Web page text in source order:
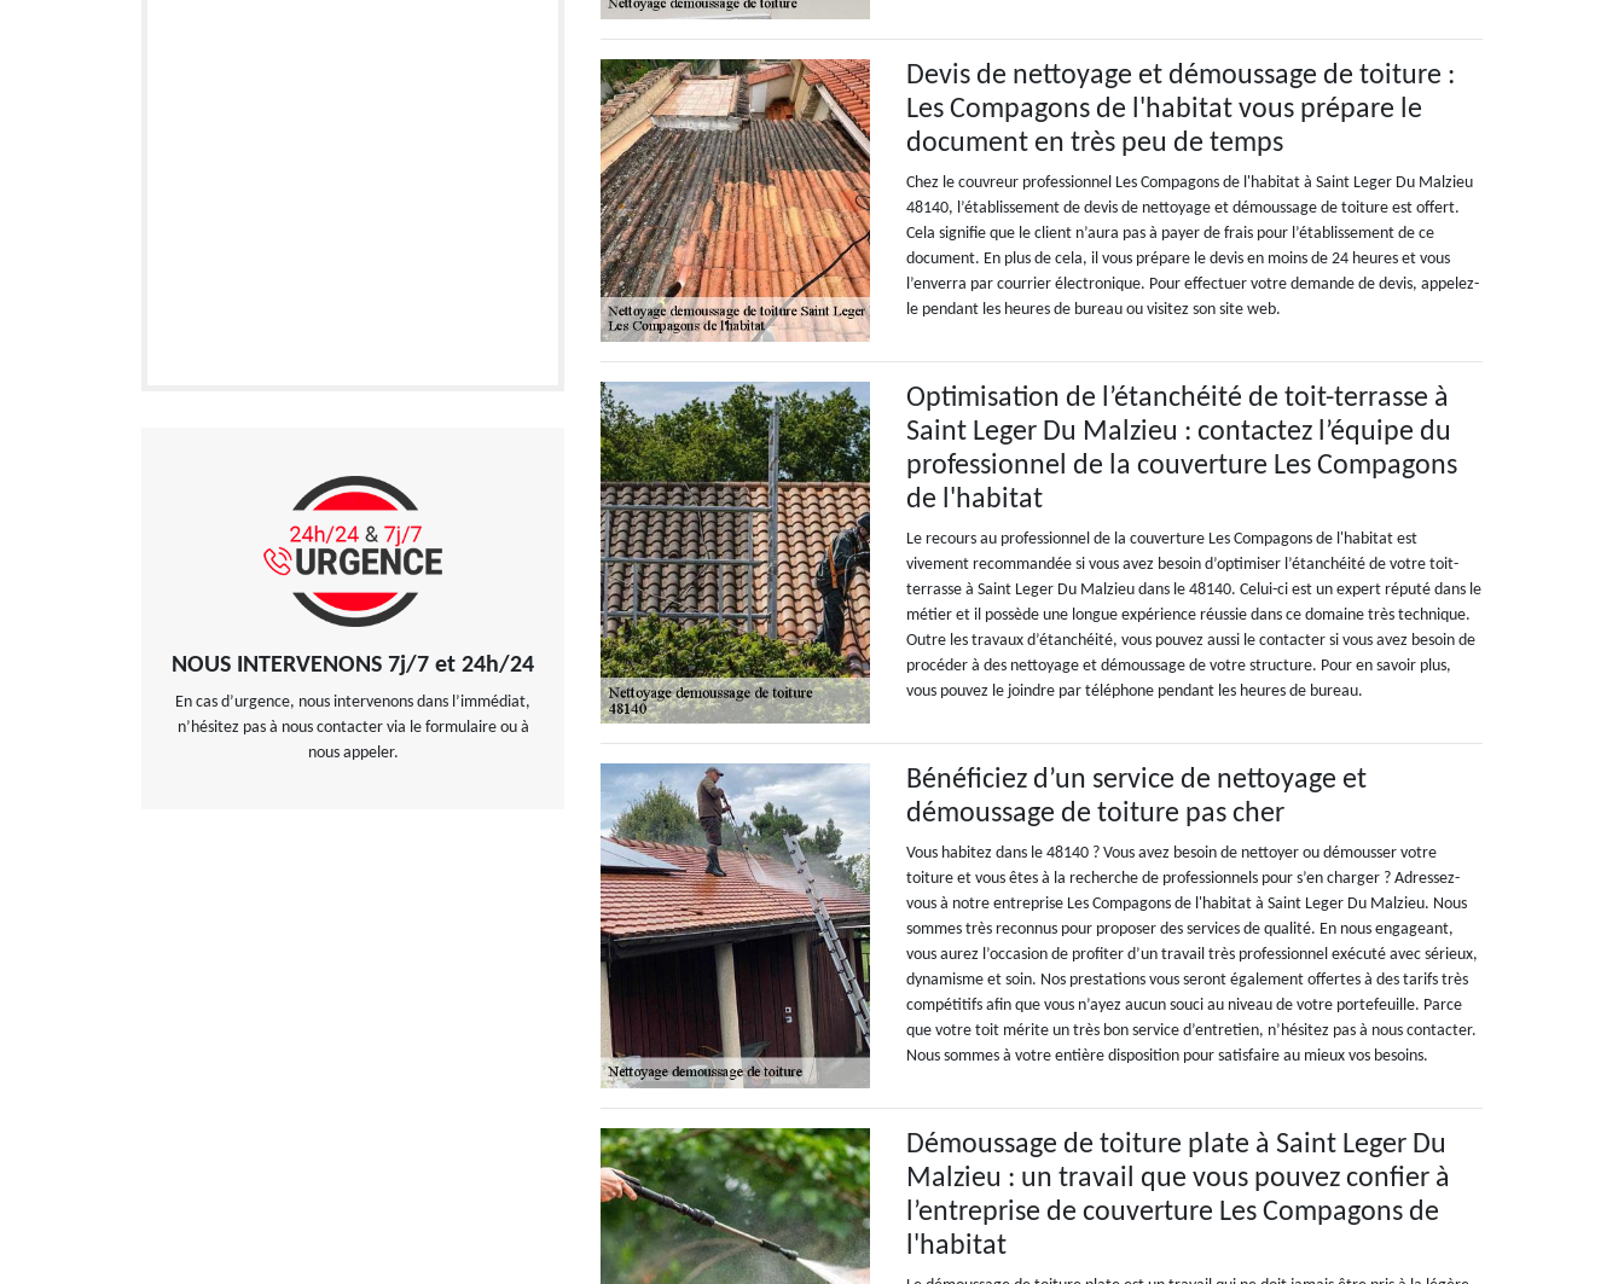
NOUS INTERVENONS 7j/7 et 24h/24
En cas d’urgence, nous intervenons dans l’immédiat,
n’hésitez pas à nous contacter via le formulaire ou à
nous appeler.
Devis de nettoyage et démoussage de toiture :
Les Compagons de l'habitat vous prépare le
document en très peu de temps
Chez le couvreur professionnel Les Compagons de l'habitat à Saint Leger Du Malzieu
48140, l’établissement de devis de nettoyage et démoussage de toiture est offert.
Cela signifie que le client n’aura pas à payer de frais pour l’établissement de ce
document. En plus de cela, il vous prépare le devis en moins de 24 heures et vous
l’enverra par courrier électronique. Pour effectuer votre demande de devis, appelez-
le pendant les heures de bureau ou visitez son site web.
Optimisation de l’étanchéité de toit-terrasse à
Saint Leger Du Malzieu : contactez l’équipe du
professionnel de la couverture Les Compagons
de l'habitat
Le recours au professionnel de la couverture Les Compagons de l'habitat est
vivement recommandée si vous avez besoin d’optimiser l’étanchéité de votre toit-
terrasse à Saint Leger Du Malzieu dans le 48140. Celui-ci est un expert réputé dans le
métier et il possède une longue expérience réussie dans ce domaine très technique.
Outre les travaux d’étanchéité, vous pouvez aussi le contacter si vous avez besoin de
procéder à des nettoyage et démoussage de votre structure. Pour en savoir plus,
vous pouvez le joindre par téléphone pendant les heures de bureau.
Bénéficiez d’un service de nettoyage et
démoussage de toiture pas cher
Vous habitez dans le 48140 ? Vous avez besoin de nettoyer ou démousser votre
toiture et vous êtes à la recherche de professionnels pour s’en charger ? Adressez-
vous à notre entreprise Les Compagons de l'habitat à Saint Leger Du Malzieu. Nous
sommes très reconnus pour proposer des services de qualité. En nous engageant,
vous aurez l’occasion de profiter d’un travail très professionnel exécuté avec sérieux,
dynamisme et soin. Nos prestations vous seront également offertes à des tarifs très
compétitifs afin que vous n’ayez aucun souci au niveau de votre portefeuille. Parce
que votre toit mérite un très bon service d’entretien, n’hésitez pas à nous contacter.
Nous sommes à votre entière disposition pour satisfaire au mieux vos besoins.
Démoussage de toiture plate à Saint Leger Du
Malzieu : un travail que vous pouvez confier à
l’entreprise de couverture Les Compagons de
l'habitat